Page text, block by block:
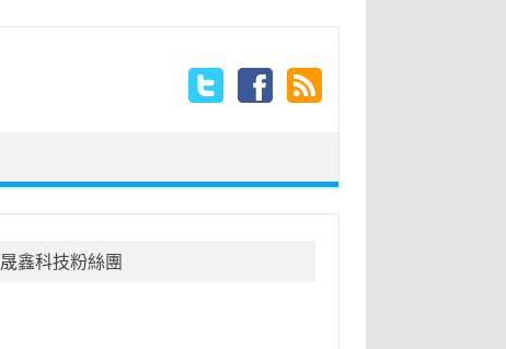
晟鑫科技粉絲團